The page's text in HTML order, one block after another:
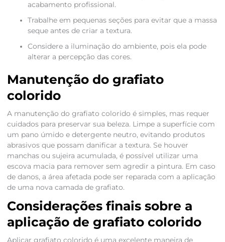
acabamento profissional.
Trabalhe em pequenas seções para evitar que a massa
seque antes de criar a textura.
Considere a iluminação do ambiente, pois ela pode
alterar a percepção das cores.
Manutenção do grafiato
colorido
A manutenção do grafiato colorido é simples, mas requer
cuidados para preservar sua beleza. Limpe a superfície com
um pano úmido e detergente neutro, evitando produtos
abrasivos que possam danificar a textura. Se houver
manchas ou sujeira acumulada, é possível utilizar uma
escova macia para remover sem agredir a pintura. Em caso
de danos, a área afetada pode ser reparada com a aplicação
de uma nova camada de grafiato.
Considerações finais sobre a
aplicação de grafiato colorido
Aplicar grafiato colorido é uma excelente maneira de